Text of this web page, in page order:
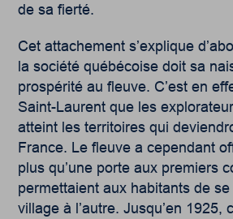
de sa fierté.
Cet attachement s’explique
la société québécoise doit sa
prospérité au fleuve. C’est en
Saint-Laurent que les
atteint les territoires qui
France. Le fleuve a cependant
plus qu’une porte aux premiers
permettaient aux habitants de se
village à l’autre. Jusqu’en 1925,